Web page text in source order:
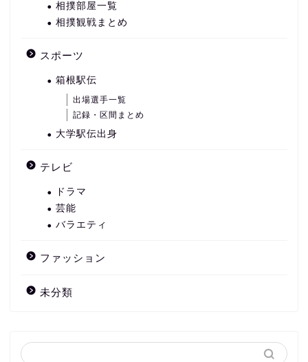
相撲部屋一覧
相撲観戦まとめ
スポーツ
箱根駅伝
出場選手一覧
記録・区間まとめ
大学駅伝出身
テレビ
ドラマ
芸能
バラエティ
ファッション
未分類